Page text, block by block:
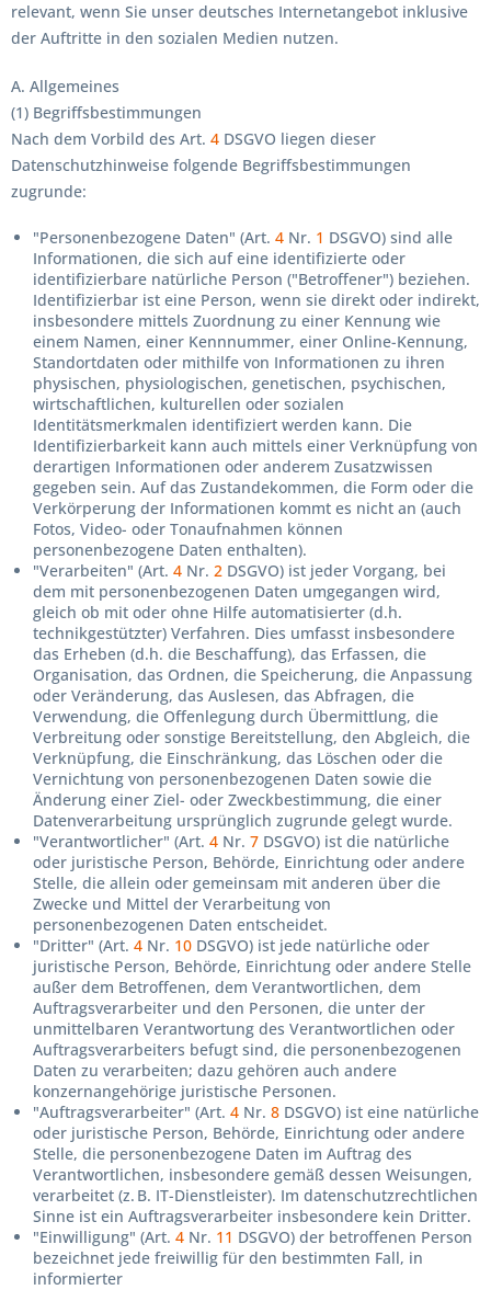
relevant, wenn Sie unser deutsches Internetangebot inklusive
der Auftritte in den sozialen Medien nutzen.
A. Allgemeines
(1) Begriffsbestimmungen
Nach dem Vorbild des Art. 4 DSGVO liegen dieser
Datenschutzhinweise folgende Begriffsbestimmungen
zugrunde:
"Personenbezogene Daten" (Art. 4 Nr. 1 DSGVO) sind alle
Informationen, die sich auf eine identifizierte oder
identifizierbare natürliche Person ("Betroffener") beziehen.
Identifizierbar ist eine Person, wenn sie direkt oder indirekt,
insbesondere mittels Zuordnung zu einer Kennung wie
einem Namen, einer Kennnummer, einer Online-Kennung,
Standortdaten oder mithilfe von Informationen zu ihren
physischen, physiologischen, genetischen, psychischen,
wirtschaftlichen, kulturellen oder sozialen
Identitätsmerkmalen identifiziert werden kann. Die
Identifizierbarkeit kann auch mittels einer Verknüpfung von
derartigen Informationen oder anderem Zusatzwissen
gegeben sein. Auf das Zustandekommen, die Form oder die
Verkörperung der Informationen kommt es nicht an (auch
Fotos, Video- oder Tonaufnahmen können
personenbezogene Daten enthalten).
"Verarbeiten" (Art. 4 Nr. 2 DSGVO) ist jeder Vorgang, bei
dem mit personenbezogenen Daten umgegangen wird,
gleich ob mit oder ohne Hilfe automatisierter (d.h.
technikgestützter) Verfahren. Dies umfasst insbesondere
das Erheben (d.h. die Beschaffung), das Erfassen, die
Organisation, das Ordnen, die Speicherung, die Anpassung
oder Veränderung, das Auslesen, das Abfragen, die
Verwendung, die Offenlegung durch Übermittlung, die
Verbreitung oder sonstige Bereitstellung, den Abgleich, die
Verknüpfung, die Einschränkung, das Löschen oder die
Vernichtung von personenbezogenen Daten sowie die
Änderung einer Ziel- oder Zweckbestimmung, die einer
Datenverarbeitung ursprünglich zugrunde gelegt wurde.
"Verantwortlicher" (Art. 4 Nr. 7 DSGVO) ist die natürliche
oder juristische Person, Behörde, Einrichtung oder andere
Stelle, die allein oder gemeinsam mit anderen über die
Zwecke und Mittel der Verarbeitung von
personenbezogenen Daten entscheidet.
"Dritter" (Art. 4 Nr. 10 DSGVO) ist jede natürliche oder
juristische Person, Behörde, Einrichtung oder andere Stelle
außer dem Betroffenen, dem Verantwortlichen, dem
Auftragsverarbeiter und den Personen, die unter der
unmittelbaren Verantwortung des Verantwortlichen oder
Auftragsverarbeiters befugt sind, die personenbezogenen
Daten zu verarbeiten; dazu gehören auch andere
konzernangehörige juristische Personen.
"Auftragsverarbeiter" (Art. 4 Nr. 8 DSGVO) ist eine natürliche
oder juristische Person, Behörde, Einrichtung oder andere
Stelle, die personenbezogene Daten im Auftrag des
Verantwortlichen, insbesondere gemäß dessen Weisungen,
verarbeitet (z. B. IT-Dienstleister). Im datenschutzrechtlichen
Sinne ist ein Auftragsverarbeiter insbesondere kein Dritter.
"Einwilligung" (Art. 4 Nr. 11 DSGVO) der betroffenen Person
bezeichnet jede freiwillig für den bestimmten Fall, in
informierter